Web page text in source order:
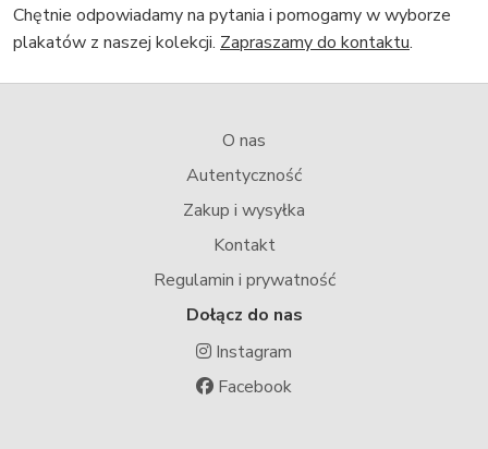
Chętnie odpowiadamy na pytania i pomogamy w wyborze
plakatów z naszej kolekcji. Zapraszamy do kontaktu.
O nas
Autentyczność
Zakup i wysyłka
Kontakt
Regulamin i prywatność
Dołącz do nas
Instagram
Facebook